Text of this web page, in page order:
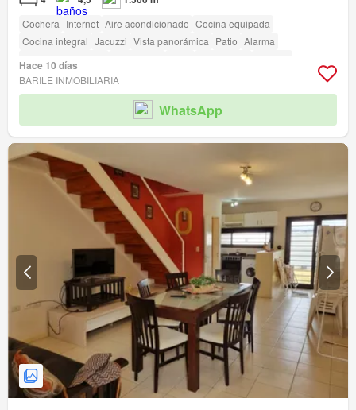
Cochera Internet Aire acondicionado Cocina equipada
Cocina integral Jacuzzi Vista panorámica Patio Alarma
Armario empotrado
Gas natural Agua Electricidad Bodega
Sin amueblar Seguridad
Hace 10 días
BARILE INMOBILIARIA
WhatsApp